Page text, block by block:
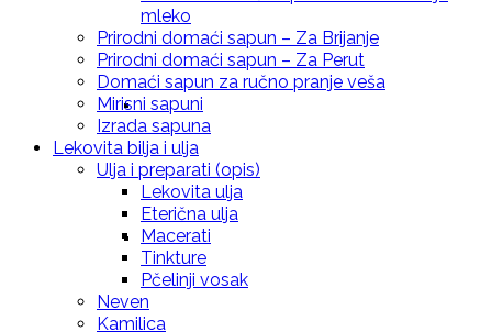
Prirodna krema za negu kože – Smilje
Prirodna krema za negu kože – Propolis
mleko
Prirodni domaći sapun – Za Brijanje
Prirodni domaći sapun – Za Perut
Domaći sapun za ručno pranje veša
Mirisni sapuni
Izrada sapuna
Lekovita bilja i ulja
Ulja i preparati (opis)
Lekovita ulja
Eterična ulja
Macerati
Tinkture
Pčelinji vosak
Neven
Kamilica